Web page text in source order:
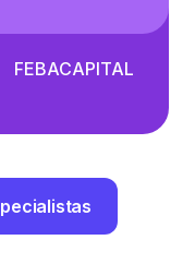
FEBACAPITAL